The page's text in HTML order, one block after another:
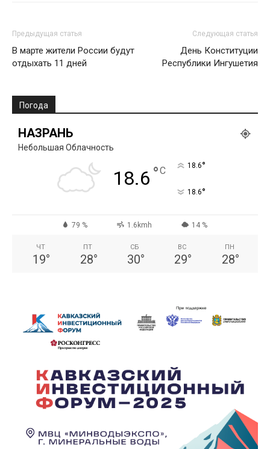
Предыдущая статья
В марте жители России будут
отдыхать 11 дней
Следующая статья
День Конституции
Республики Ингушетия
Погода
НАЗРАНЬ
Небольшая Облачность
18.6 °C 18.6°
18.6°
79 % 1.6kmh 14 %
ЧТ
19°
ПТ
28°
СБ
30°
ВС
29°
ПН
28°